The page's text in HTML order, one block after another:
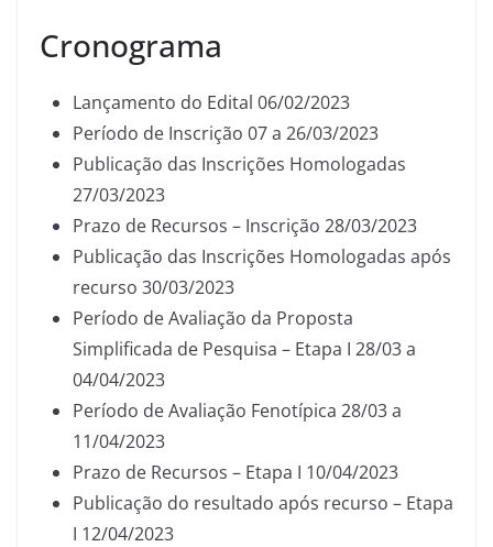
Cronograma
Lançamento do Edital 06/02/2023
Período de Inscrição 07 a 26/03/2023
Publicação das Inscrições Homologadas
27/03/2023
Prazo de Recursos – Inscrição 28/03/2023
Publicação das Inscrições Homologadas após
recurso 30/03/2023
Período de Avaliação da Proposta
Simplificada de Pesquisa – Etapa I 28/03 a
04/04/2023
Período de Avaliação Fenotípica 28/03 a
11/04/2023
Prazo de Recursos – Etapa I 10/04/2023
Publicação do resultado após recurso – Etapa
I 12/04/2023